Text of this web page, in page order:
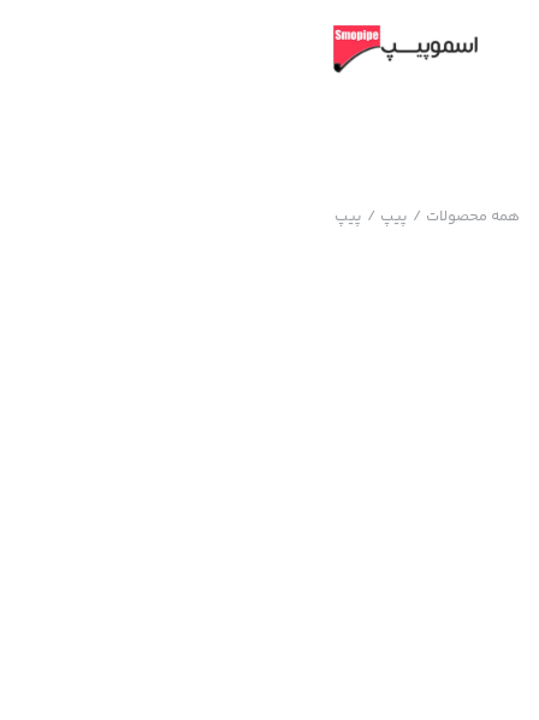
همه محصولات / پیپ / پیپ